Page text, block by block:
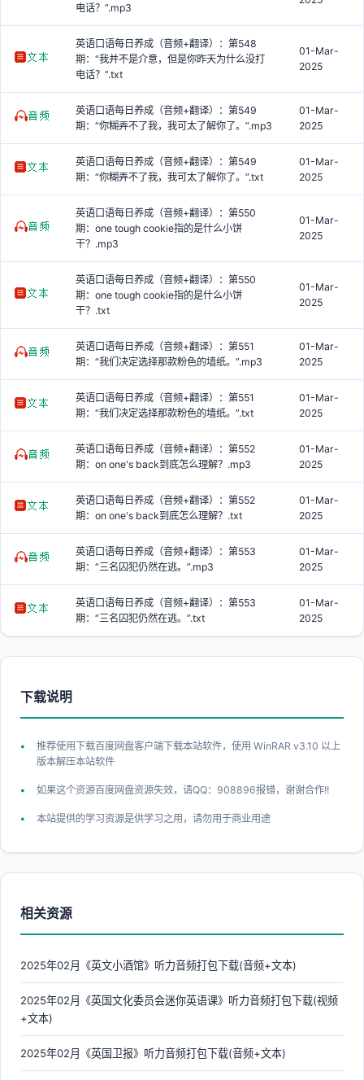
电话？”.mp3
英语口语每日养成（音频+翻译）：第548
期：“我并不是介意，但是你昨天为什么没打
电话？”.txt
01-Mar-
2025
英语口语每日养成（音频+翻译）：第549
期：“你糊弄不了我，我可太了解你了。”.mp3
01-Mar-
2025
英语口语每日养成（音频+翻译）：第549
期：“你糊弄不了我，我可太了解你了。”.txt
01-Mar-
2025
英语口语每日养成（音频+翻译）：第550
期：one tough cookie指的是什么小饼
干？.mp3
01-Mar-
2025
英语口语每日养成（音频+翻译）：第550
期：one tough cookie指的是什么小饼
干？.txt
01-Mar-
2025
英语口语每日养成（音频+翻译）：第551
期：“我们决定选择那款粉色的墙纸。”.mp3
01-Mar-
2025
英语口语每日养成（音频+翻译）：第551
期：“我们决定选择那款粉色的墙纸。”.txt
01-Mar-
2025
英语口语每日养成（音频+翻译）：第552
期：on one's back到底怎么理解？.mp3
01-Mar-
2025
英语口语每日养成（音频+翻译）：第552
期：on one's back到底怎么理解？.txt
01-Mar-
2025
英语口语每日养成（音频+翻译）：第553
期：“三名囚犯仍然在逃。”.mp3
01-Mar-
2025
英语口语每日养成（音频+翻译）：第553
期：“三名囚犯仍然在逃。”.txt
01-Mar-
2025
下载说明
推荐使用下载百度网盘客户端下载本站软件，使用 WinRAR v3.10 以上
版本解压本站软件
如果这个资源百度网盘资源失效，请QQ：908896报错，谢谢合作!!
本站提供的学习资源是供学习之用，请勿用于商业用途
相关资源
2025年02月《英文小酒馆》听力音频打包下载(音频+文本)
2025年02月《英国文化委员会迷你英语课》听力音频打包下载(视频
+文本)
2025年02月《英国卫报》听力音频打包下载(音频+文本)